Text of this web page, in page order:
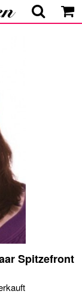
Spitzefront